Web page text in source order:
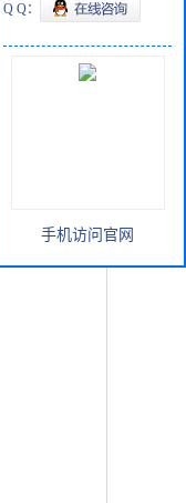
氯化苯
Q Q：
手机访问官网